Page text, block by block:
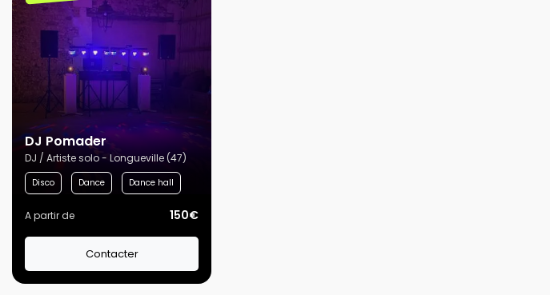
DJ Pomader
DJ / Artiste solo - Longueville (47)
Disco Dance Dance hall
A partir de 150€
Contacter